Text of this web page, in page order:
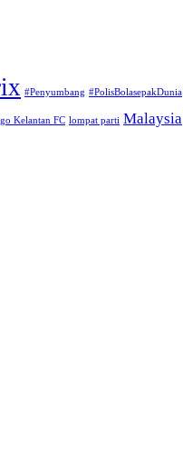
#Penyumbang #PolisBolasepakDunia
Kelantan FC lompat parti Malaysia